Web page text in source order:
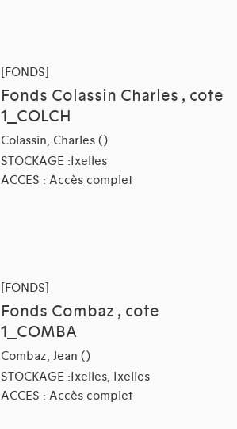
[FONDS]
Fonds Colassin Charles , cote
1_COLCH
Colassin, Charles ()
STOCKAGE :Ixelles
ACCES : Accès complet
[FONDS]
Fonds Combaz , cote
1_COMBA
Combaz, Jean ()
STOCKAGE :Ixelles, Ixelles
ACCES : Accès complet